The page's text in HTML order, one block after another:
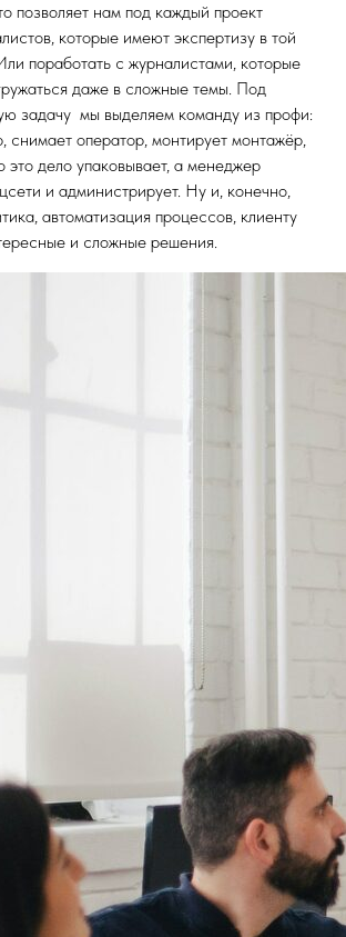
позволяет нам под каждый проект
которые имеют экспертизу в той
поработать с журналистами, которые
даже в сложные темы. Под
задачу мы выделяем команду из профи:
снимает оператор, монтирует монтажёр,
это дело упаковывает, а менеджер
и администрирует. Ну и, конечно,
автоматизация процессов, клиенту
и сложные решения.